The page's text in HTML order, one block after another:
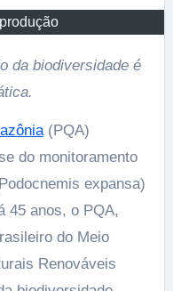
da biodiversidade é
(PQA)
do monitoramento
expansa)
45 anos, o PQA,
do Meio
Renováveis